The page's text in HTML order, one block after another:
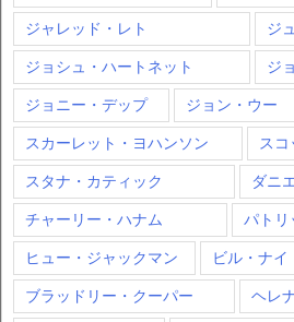
ジャレッド・レト ジ
ジョシュ・ハートネット ジ
ジョニー・デップ ジョン・ウー
スカーレット・ヨハンソン ス
スタナ・カティック ダニ
チャーリー・ハナム パトリ
ヒュー・ジャックマン ビル・ナイ
ブラッドリー・クーパー ヘレ